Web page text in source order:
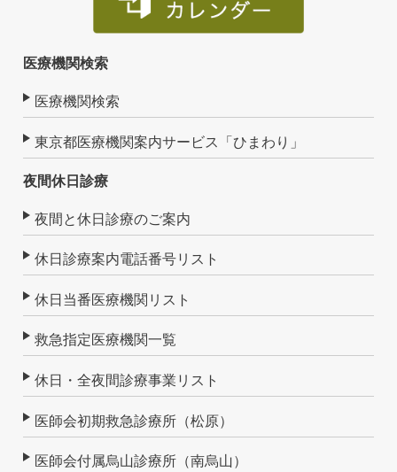
医療機関検索
医療機関検索
東京都医療機関案内サービス「ひまわり」
夜間休日診療
夜間と休日診療のご案内
休日診療案内電話番号リスト
休日当番医療機関リスト
救急指定医療機関一覧
休日・全夜間診療事業リスト
医師会初期救急診療所（松原）
医師会付属烏山診療所（南烏山）